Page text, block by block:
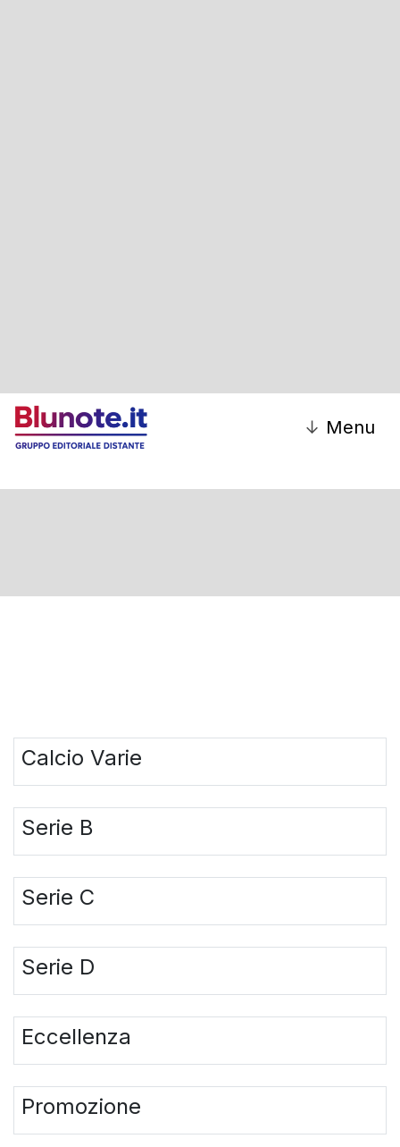
↓ Menu
Calcio Varie
Serie B
Serie C
Serie D
Eccellenza
Promozione